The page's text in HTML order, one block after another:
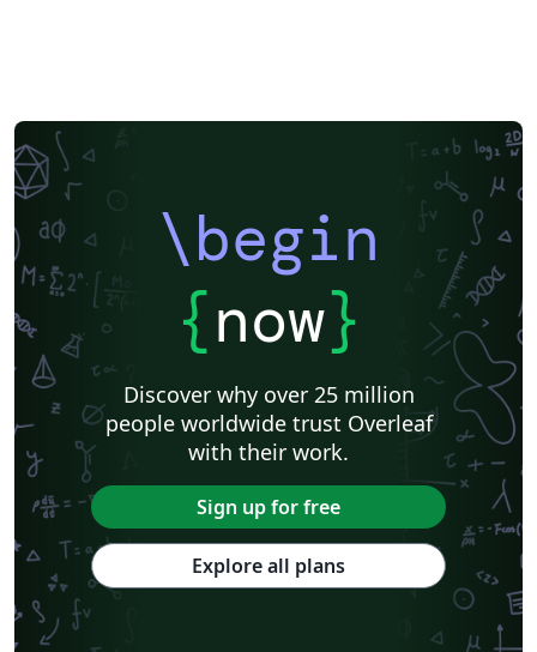
\begin
{now}
Discover why over 25 million
people worldwide trust Overleaf
with their work.
Sign up for free
Explore all plans